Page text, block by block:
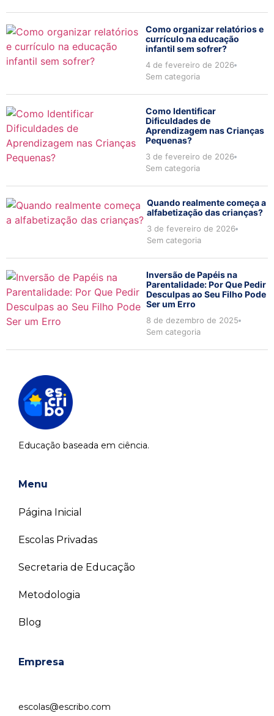
Como organizar relatórios e
currículo na educação
infantil sem sofrer?
4 de fevereiro de 2026
Sem categoria
Como Identificar
Dificuldades de
Aprendizagem nas Crianças
Pequenas?
3 de fevereiro de 2026
Sem categoria
Quando realmente começa a
alfabetização das crianças?
3 de fevereiro de 2026
Sem categoria
Inversão de Papéis na
Parentalidade: Por Que Pedir
Desculpas ao Seu Filho Pode
Ser um Erro
8 de dezembro de 2025
Sem categoria
Educação baseada em ciência.
Menu
Página Inicial
Escolas Privadas
Secretaria de Educação
Metodologia
Blog
Empresa
escolas@escribo.com